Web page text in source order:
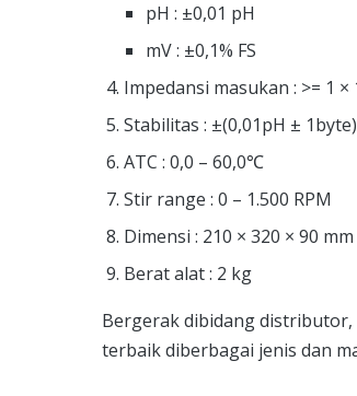
pH : ±0,01 pH
mV : ±0,1% FS
Impedansi masukan : >= 1 ×
Stabilitas : ±(0,01pH ±
ATC : 0,0 – 60,0℃
Stir range : 0 – 1.500 RPM
Dimensi : 210 × 320 × 90 mm
Berat alat : 2 kg
Bergerak dibidang
terbaik diberbagai jenis dan